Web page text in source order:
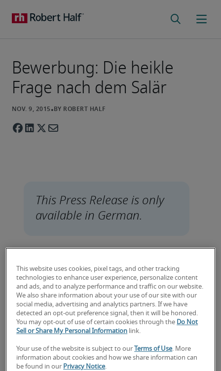
Bewerbung: Die heikle
Frage nach dem Salär
This Press Release is only
Arbeitsmarktstudie 2015
von Robert Half
Darf ein Bewerber im Vorstellungsgespräch
aktiv nach der Höhe des Gehalts fragen? Und
wann ist die Frage angemessen? Die aktuelle
Arbeitsmarktstudie im Auftrag von Robert
Half zeigt, dass kein Bewerber mehr
Hemmungen vor der Frage nach dem Salär
This website uses cookies, pixel tags, and other tracking
technologies to enhance user experience, personalize content
and ads, and to analyze performance and traffic on our website.
We also share information about your use of our site with our
social media, advertising and analytics partners. If we have
detected an opt-out preference signal, then it will be honored.
You may opt-out of use of certain cookies through the Do Not
Sell or Share My Personal Information link.
Your use of the website is subject to our Terms of Use. More
information about cookies and how we share information can
be found in our Privacy Notice.